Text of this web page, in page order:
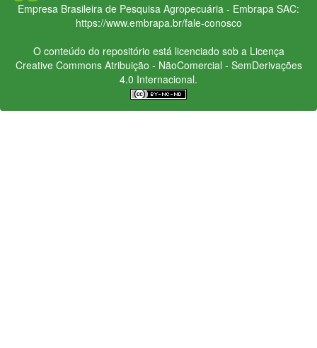
Empresa Brasileira de Pesquisa Agropecuária - Embrapa SAC:
https://www.embrapa.br/fale-conosco
O conteúdo do repositório está licenciado sob a Licença
Creative CommonsAtribuição - NãoComercial - SemDerivações
4.0 Internacional.